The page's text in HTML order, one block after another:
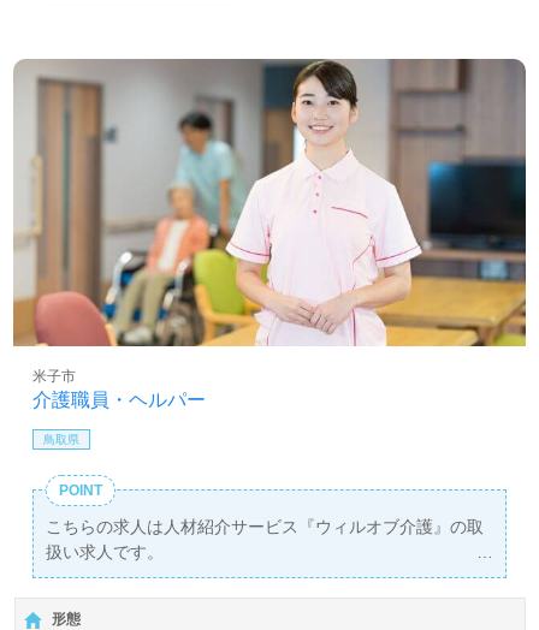
介護職員・ヘルパー
米子市
鳥取県
POINT
こちらの求人は人材紹介サービス『ウィルオブ介護』の取
扱い求人です。
詳細に関してお気軽にご相談ください♪
【無料】で皆さんの転職活動をサポートいたします。
形態